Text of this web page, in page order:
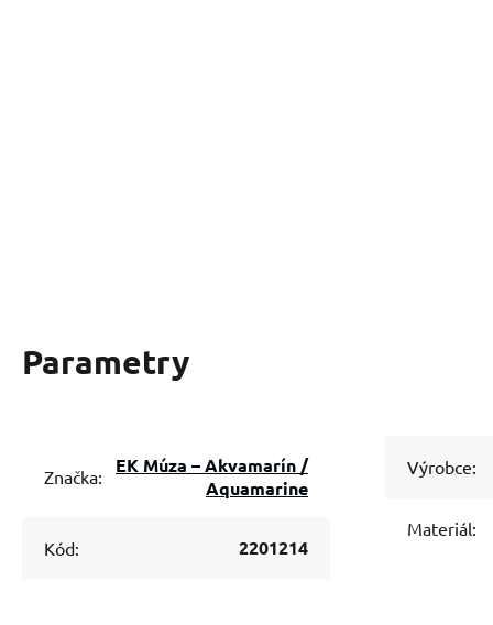
Parametry
Značka:
EK Múza – Akvamarín /
Aquamarine
Kód: 2201214
Výrobce:
Materiál: